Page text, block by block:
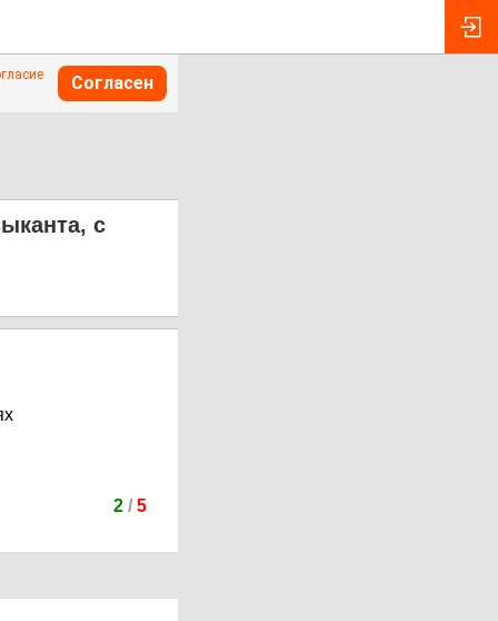
Согласен
с
2/ 5